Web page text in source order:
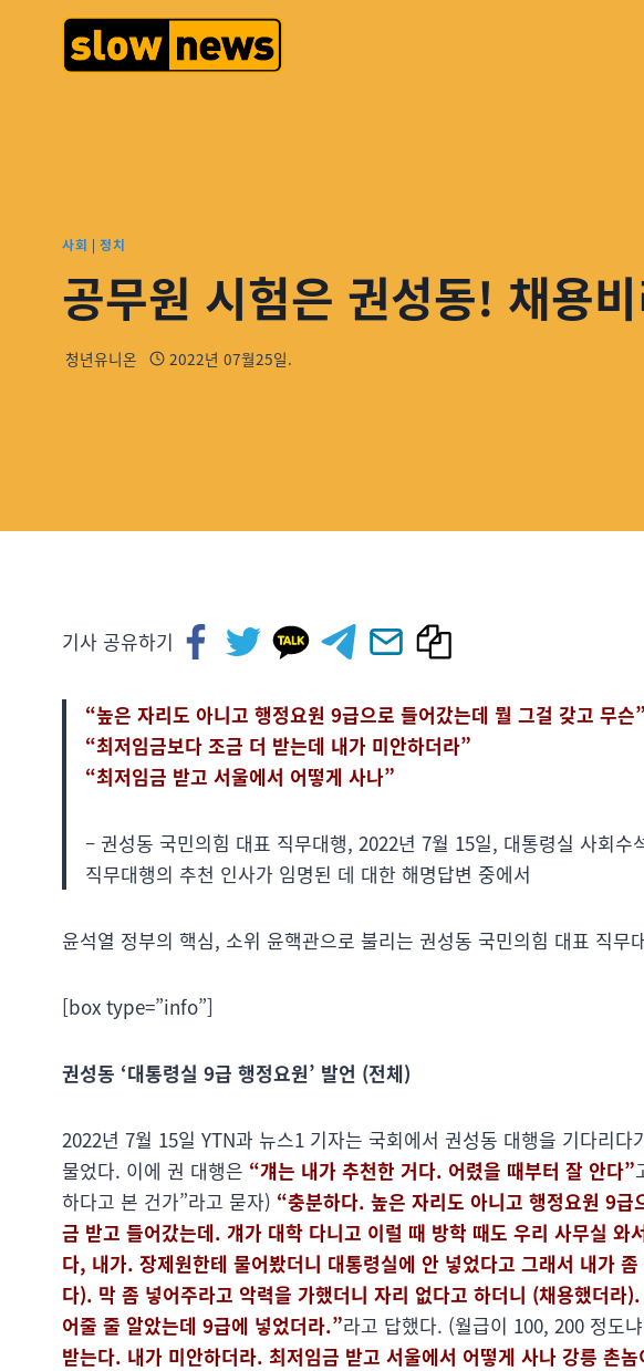
사회 | 정치
공무원 시험은 권성동! 채용
청년유니온 2022년 07월25일.
기사 공유하기
“높은 자리도 아니고 행정요원 9급으로 들어갔는데 뭘 그걸 갖고 무슨”
“최저임금보다 조금 더 받는데 내가 미안하더라”
“최저임금 받고 서울에서 어떻게 사나”
– 권성동 국민의힘 대표 직무대행, 2022년 7월 15일, 대통령실 사회
직무대행의 추천 인사가 임명된 데 대한 해명답변 중에서
윤석열 정부의 핵심, 소위 윤핵관으로 불리는 권성동 국민의힘 대표 직무
[box type=”info”]
권성동 ‘대통령실 9급 행정요원’ 발언 (전체)
2022년 7월 15일 YTN과 뉴스1 기자는 국회에서 권성동 대행을 기다리다
물었다. 이에 권 대행은 “걔는 내가 추천한 거다. 어렸을 때부터 잘 안다”
하다고 본 건가”라고 묻자) “충분하다. 높은 자리도 아니고 행정요원 9
금 받고 들어갔는데. 걔가 대학 다니고 이럴 때 방학 때도 우리 사무실 와
다, 내가. 장제원한테 물어봤더니 대통령실에 안 넣었다고 그래서 내가
다). 막 좀 넣어주라고 악력을 가했더니 자리 없다고 하더니 (채용했더라
어줄 줄 알았는데 9급에 넣었더라.”라고 답했다. (월급이 100, 200 정도
받는다. 내가 미안하더라. 최저임금 받고 서울에서 어떻게 사나 강릉 촌